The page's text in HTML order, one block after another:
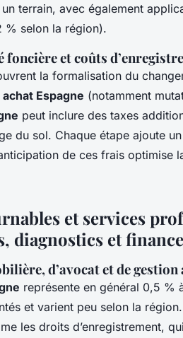
terrain, avec également
% selon la région).
et coûts
la formalisation du
Espagne (notamment
peut inclure des taxes
du sol. Chaque étape ajoute
de ces frais optimise
et services
diagnostics et
d’avocat et de
représente en général 0,5 %
et varient peu selon la
les droits d’enregistrement,